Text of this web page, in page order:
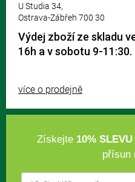
U Studia 34,
Ostrava-Zábřeh 700 30
Výdej zboží ze skladu
16h a v sobotu 9-11:30.
více o prodejně
Získejte 10% SLEVU
přísun